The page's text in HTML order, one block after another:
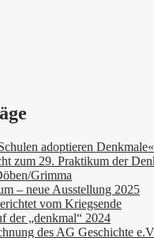
adoptieren
zum 29. Praktikum der
Grimma
– neue Ausstellung 2025
vom Kriegsende
der „denkmal“ 2024
des AG Geschichte